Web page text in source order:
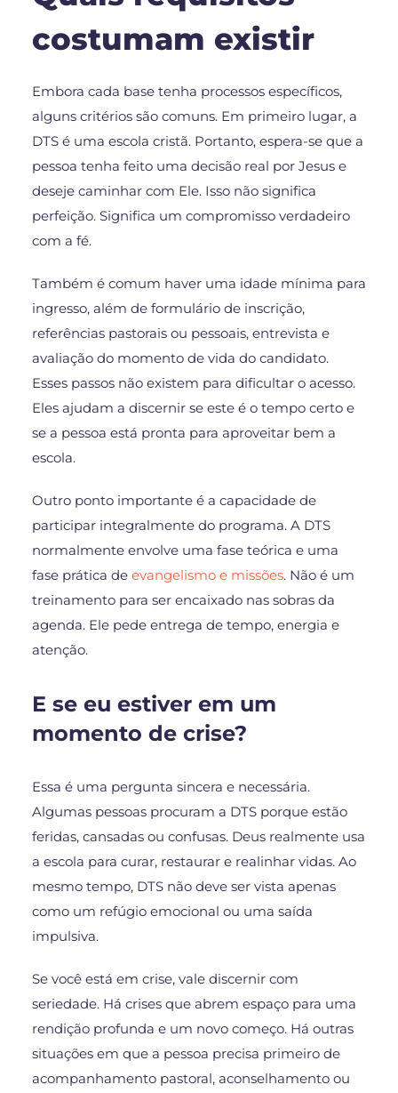
costumam existir
Embora cada base tenha processos específicos,
alguns critérios são comuns. Em primeiro lugar, a
DTS é uma escola cristã. Portanto, espera-se que a
pessoa tenha feito uma decisão real por Jesus e
deseje caminhar com Ele. Isso não significa
perfeição. Significa um compromisso verdadeiro
com a fé.
Também é comum haver uma idade mínima para
ingresso, além de formulário de inscrição,
referências pastorais ou pessoais, entrevista e
avaliação do momento de vida do candidato.
Esses passos não existem para dificultar o acesso.
Eles ajudam a discernir se este é o tempo certo e
se a pessoa está pronta para aproveitar bem a
escola.
Outro ponto importante é a capacidade de
participar integralmente do programa. A DTS
normalmente envolve uma fase teórica e uma
fase prática de evangelismo e missões. Não é um
treinamento para ser encaixado nas sobras da
agenda. Ele pede entrega de tempo, energia e
atenção.
E se eu estiver em um
momento de crise?
Essa é uma pergunta sincera e necessária.
Algumas pessoas procuram a DTS porque estão
feridas, cansadas ou confusas. Deus realmente usa
a escola para curar, restaurar e realinhar vidas. Ao
mesmo tempo, DTS não deve ser vista apenas
como um refúgio emocional ou uma saída
impulsiva.
Se você está em crise, vale discernir com
seriedade. Há crises que abrem espaço para uma
rendição profunda e um novo começo. Há outras
situações em que a pessoa precisa primeiro de
acompanhamento pastoral, aconselhamento ou